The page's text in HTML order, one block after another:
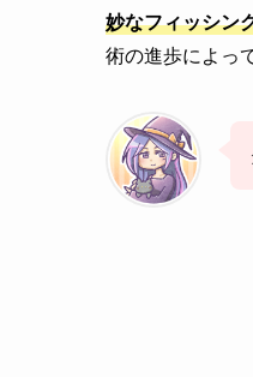
妙なフィッシン
術の進歩によっ